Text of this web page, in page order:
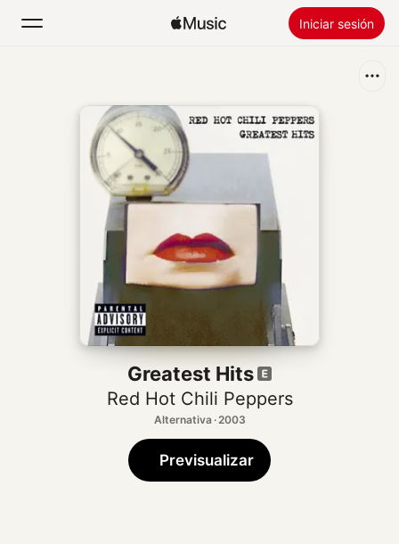
Iniciar sesión
Novedades
Instalar Apple Music
Greatest Hits
Red Hot Chili Peppers
Alternativa · 2003
Previsualizar